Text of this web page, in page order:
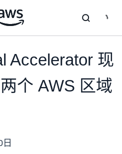
Accelerator 现
个 AWS 区域